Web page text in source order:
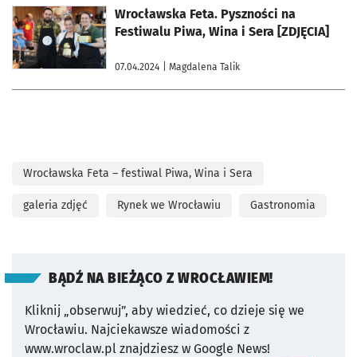
Wrocławska Feta. Pyszności na
Festiwalu Piwa, Wina i Sera [ZDJĘCIA]
07.04.2024 | Magdalena Talik
otworzy się w nowej karcie
Wrocławska Feta – festiwal Piwa, Wina i Sera
galeria zdjęć Rynek we Wrocławiu Gastronomia
BĄDŹ NA BIEŻĄCO Z WROCŁAWIEM!
Kliknij „obserwuj”, aby wiedzieć, co dzieje się we
Wrocławiu. Najciekawsze wiadomości z
www.wroclaw.pl znajdziesz w Google News!